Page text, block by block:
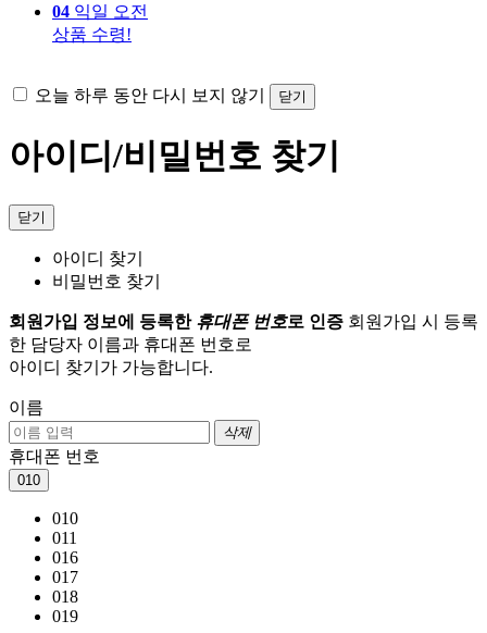
04 익일 오전
상품 수령!
오늘 하루 동안 다시 보지 않기 닫기
아이디/비밀번호 찾기
닫기
아이디 찾기
비밀번호 찾기
회원가입 정보에 등록한 휴대폰 번호로 인증 회원가입 시 등록
한 담당자 이름과 휴대폰 번호로
아이디 찾기가 가능합니다.
이름
삭제
휴대폰 번호
010
010
011
016
017
018
019